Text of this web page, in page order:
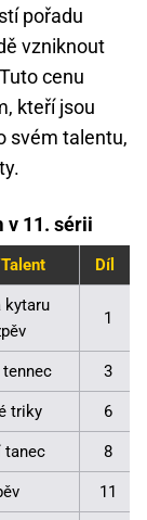
pořadu
vzniknout
cenu
kteří jsou
svém talentu,
v 11. sérii
Díl
kytaru
1
tennec 3
triky 6
tanec 8
11